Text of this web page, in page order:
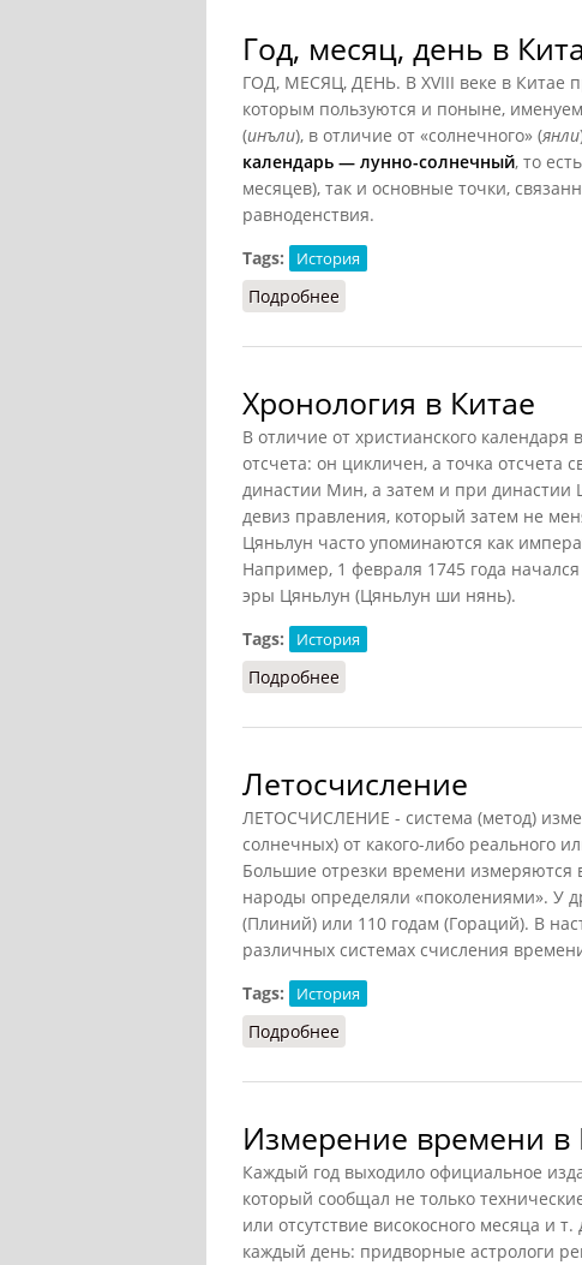
Год, месяц, день в
ГОД, МЕСЯЦ, ДЕНЬ. В XVIII веке в Китае
которым пользуются и поныне,
(инъли), в отличие от «солнечного» (янли
календарь — лунно-солнечный, то
месяцев), так и основные точки,
равноденствия.
Tags:
История
Подробнее
Хронология в Китае
В отличие от христианского
отсчета: он цикличен, а точка отсчета
династии Мин, а затем и при династии
девиз правления, который затем не
Цяньлун часто упоминаются как
Например, 1 февраля 1745 года
эры Цяньлун (Цяньлун ши нянь).
Tags:
История
Подробнее
Летосчисление
ЛЕТОСЧИСЛЕНИЕ - система (метод)
солнечных) от какого-либо реального
Большие отрезки времени измеряются
народы определяли «поколениями». У
(Плиний) или 110 годам (Гораций). В
различных системах счисления
Tags:
История
Подробнее
Измерение времени в
Каждый год выходило официальное
который сообщал не только
или отсутствие високосного месяца и
каждый день: придворные астрологи